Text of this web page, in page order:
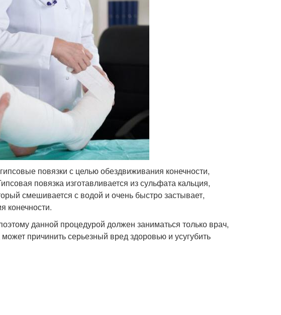
повязки с целью обездвиживания конечности,
повязка изготавливается из сульфата кальция,
смешивается с водой и очень быстро застывает,
конечности.
данной процедурой должен заниматься только врач,
причинить серьезный вред здоровью и усугубить